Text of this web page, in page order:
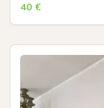
40 €